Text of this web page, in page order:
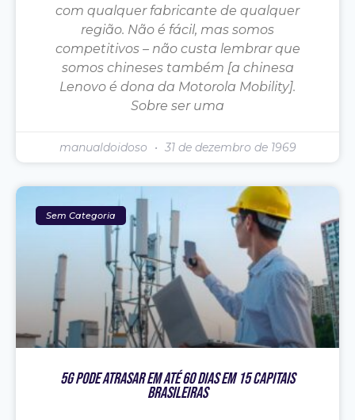
com qualquer fabricante de qualquer
região. Não é fácil, mas somos
competitivos – não custa lembrar que
somos chineses também [a chinesa
Lenovo é dona da Motorola Mobility].
Sobre ser uma
manualdoidoso 31 de dezembro de 1969
Sem Categoria
5G Pode Atrasar Em Até 60 Dias Em 15 Capitais
Brasileiras